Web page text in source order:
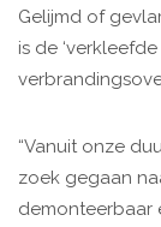
Gelijmd of
is de
“Vanuit onze
zoek gegaan
demonteerbaar